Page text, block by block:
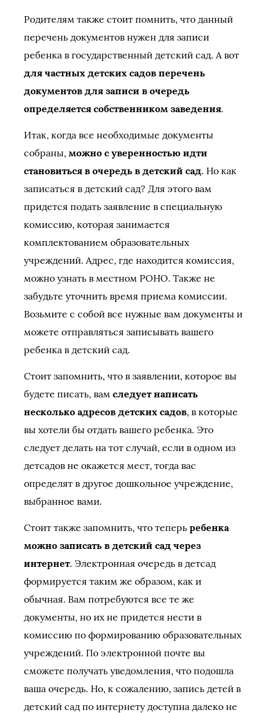
Родителям также стоит помнить, что данный
перечень документов нужен для записи
ребенка в государственный детский сад. А вот
для частных детских садов перечень
документов для записи в очередь
определяется собственником заведения.
Итак, когда все необходимые документы
собраны, можно с уверенностью идти
становиться в очередь в детский сад. Но как
записаться в детский сад? Для этого вам
придется подать заявление в специальную
комиссию, которая занимается
комплектованием образовательных
учреждений. Адрес, где находится комиссия,
можно узнать в местном РОНО. Также не
забудьте уточнить время приема комиссии.
Возьмите с собой все нужные вам документы и
можете отправляться записывать вашего
ребенка в детский сад.
Стоит запомнить, что в заявлении, которое вы
будете писать, вам следует написать
несколько адресов детских садов, в которые
вы хотели бы отдать вашего ребенка. Это
следует делать на тот случай, если в одном из
детсадов не окажется мест, тогда вас
определят в другое дошкольное учреждение,
выбранное вами.
Стоит также запомнить, что теперь ребенка
можно записать в детский сад через
интернет. Электронная очередь в детсад
формируется таким же образом, как и
обычная. Вам потребуются все те же
документы, но их не придется нести в
комиссию по формированию образовательных
учреждений. По электронной почте вы
сможете получать уведомления, что подошла
ваша очередь. Но, к сожалению, запись детей в
детский сад по интернету доступна далеко не